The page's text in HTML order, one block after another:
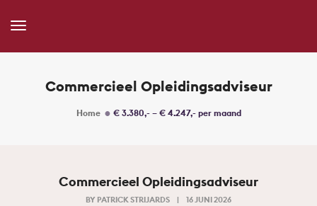
Toggle
Commercieel Opleidingsadviseur
Home € 3.380,- – € 4.247,- per maand
Commercieel Opleidingsadviseur
BY PATRICK STRIJARDS | 16 JUNI 2026